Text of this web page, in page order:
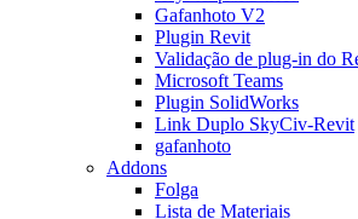
Gafanhoto V2
Plugin Revit
Validação de plug-in do
Microsoft Teams
Plugin SolidWorks
Link Duplo SkyCiv-Revit
gafanhoto
Addons
Folga
Lista de Materiais